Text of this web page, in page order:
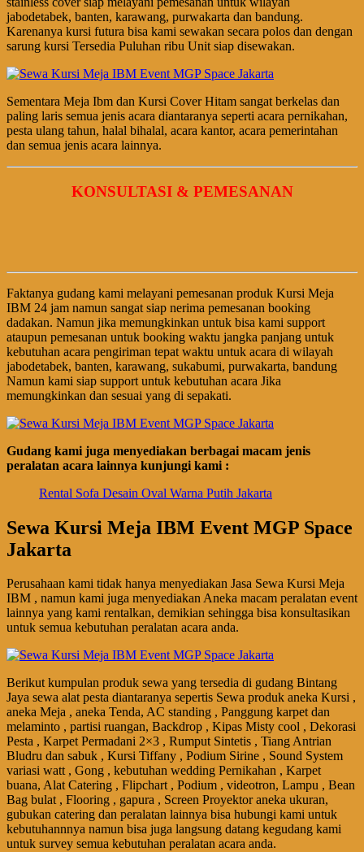
jabodetabek, banten, karawang, purwakarta dan bandung.
Karenanya kursi futura bisa kami sewakan secara polos dan dengan
sarung kursi Tersedia Puluhan ribu Unit siap disewakan.
Sementara Meja Ibm dan Kursi Cover Hitam sangat berkelas dan
paling laris semua jenis acara diantaranya seperti acara pernikahan,
pesta ulang tahun, halal bihalal, acara kantor, acara pemerintahan
dan semua jenis acara lainnya.
KONSULTASI & PEMESANAN
Faktanya gudang kami melayani pemesanan produk Kursi Meja
IBM 24 jam namun sangat siap nerima pemesanan booking
dadakan. Namun jika memungkinkan untuk bisa kami support
ataupun pemesanan untuk booking waktu jangka panjang untuk
kebutuhan acara pengiriman tepat waktu untuk acara di wilayah
jabodetabek, banten, karawang, sukabumi, purwakarta, bandung
Namun kami siap support untuk kebutuhan acara Jika
memungkinkan dan sesuai yang di sepakati.
Gudang kami juga menyediakan berbagai macam jenis
peralatan acara lainnya kunjungi kami :
Rental Sofa Desain Oval Warna Putih Jakarta
Sewa Kursi Meja IBM Event MGP Space
Jakarta
Perusahaan kami tidak hanya menyediakan Jasa Sewa Kursi Meja
IBM , namun kami juga menyediakan Aneka macam peralatan event
lainnya yang kami rentalkan, demikian sehingga bisa konsultasikan
untuk semua kebutuhan peralatan acara anda.
Berikut kumpulan produk sewa yang tersedia di gudang Bintang
Jaya sewa alat pesta diantaranya sepertis Sewa produk aneka Kursi ,
aneka Meja , aneka Tenda, AC standing , Panggung karpet dan
melaminto , partisi ruangan, Backdrop , Kipas Misty cool , Dekorasi
Pesta , Karpet Permadani 2×3 , Rumput Sintetis , Tiang Antrian
Bludru dan sabuk , Kursi Tiffany , Podium Sirine , Sound System
variasi watt , Gong , kebutuhan wedding Pernikahan , Karpet
buana, Alat Catering , Flipchart , Podium , videotron, Lampu , Bean
Bag bulat , Flooring , gapura , Screen Proyektor aneka ukuran,
gubukan catering dan peralatan lainnya bisa hubungi kami untuk
kebutuhannnya namun bisa juga langsung datang kegudang kami
untuk survey semua kebutuhan peralatan acara anda.